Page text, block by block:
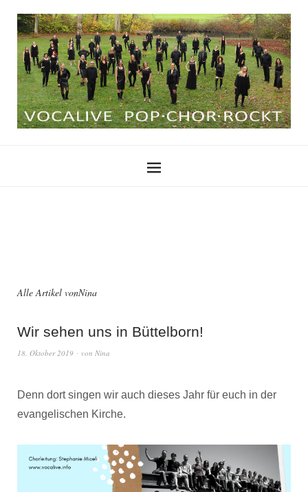
Alle Artikel vonNina
Wir sehen uns in Büttelborn!
18. Oktober 2019 von Nina
Denn dort singen wir auch dieses Jahr für euch in der
evangelischen Kirche.